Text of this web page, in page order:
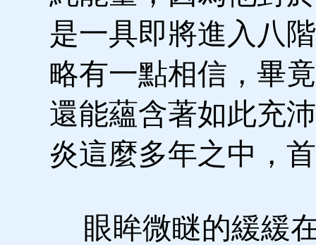
是一具即將進入八
略有一點相信，畢
還能蘊含著如此充
炎這麼多年之中，
眼眸微瞇的緩緩